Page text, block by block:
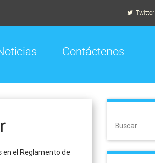
Twitter
Contáctenos
en el Reglamento de
Buscar